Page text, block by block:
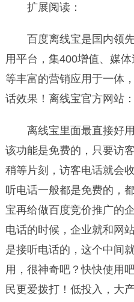
扩展阅读：
百度离线宝是国内领
用平台，集400增值、媒
等丰富的营销应用于一体
话效果！离线宝官方网站：
离线宝里面最直接好
该功能是免费的，只要访
稍等片刻，访客电话就会
听电话一般都是免费的，
宝再给做百度竞价推广的
电话的时候，企业就和网
是接听电话的，这个中间
用，很神奇吧？快快使用
民更爱拨打！低投入，大